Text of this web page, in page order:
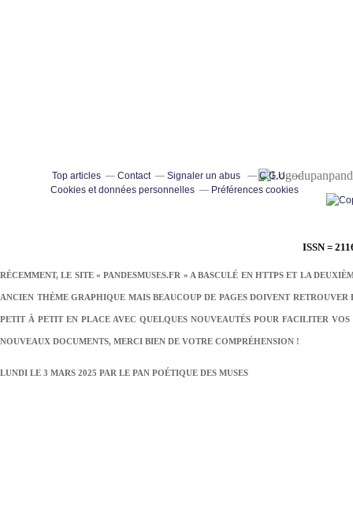
ISSN =
RÉCEMMENT, LE SITE « PANDESMUSES.FR » A BASCULÉ EN HTTPS ET LA
ANCIEN THÈME GRAPHIQUE MAIS BEAUCOUP DE PAGES DOIVENT
PETIT À PETIT EN PLACE AVEC QUELQUES NOUVEAUTÉS POUR FACILITER
NOUVEAUX DOCUMENTS, MERCI BIEN DE VOTRE COMPRÉHENSION !
LUNDI LE 3 MARS 2025 PAR LE PAN POÉTIQUE DES MUSES
Top articles Contact Signaler un abus
C.G.U.
Cookies et données personnelles
Préférences cookies